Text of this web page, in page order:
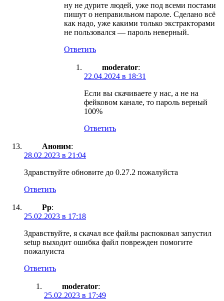
ну не дурите людей, уже под всеми постами
пишут о неправильном пароле. Сделано всё
как надо, уже какими только экстракторами
не пользовался — пароль неверный.
Ответить
moderator:
22.04.2024 в 18:31
Если вы скачиваете у нас, а не на
фейковом канале, то пароль верный
100%
Ответить
Аноним:
28.02.2023 в 21:04
Здравствуйте обновите до 0.27.2 пожалуйста
Ответить
Рр:
25.02.2023 в 17:18
Здравствуйте, я скачал все файлы распоковал запустил
setup выходит ошибка файл поврежден помогите
пожалуиста
Ответить
moderator:
25.02.2023 в 17:49